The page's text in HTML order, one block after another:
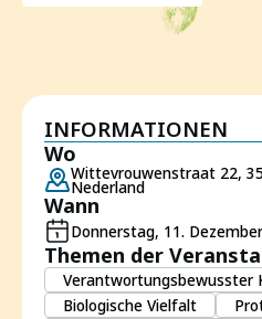
INFORMATIONEN
Wo
Wittevrouwenstraat 22,
Nederland
Wann
Donnerstag, 11.
Themen der
Verantwortungsbewusster
Biologische Vielfalt